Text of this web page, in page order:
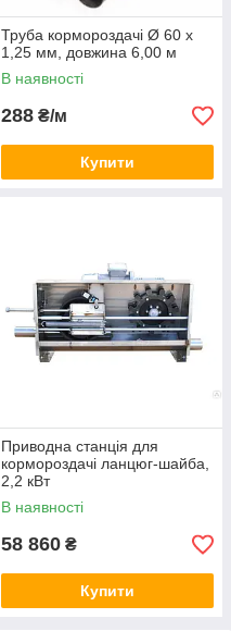
Труба кормороздачі Ø 60 х
1,25 мм, довжина 6,00 м
В наявності
288 ₴/м
Купити
Приводна станція для
кормороздачі ланцюг-шайба,
2,2 кВт
В наявності
58 860 ₴
Купити